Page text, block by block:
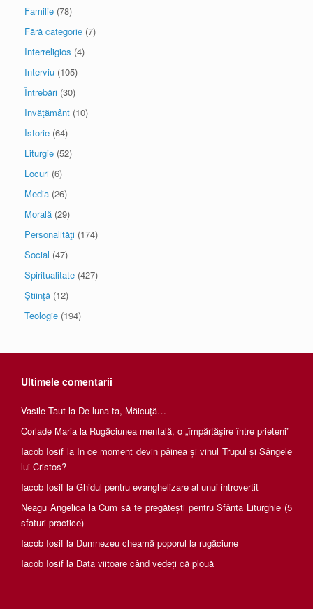
Familie (78)
Fără categorie (7)
Interreligios (4)
Interviu (105)
Întrebări (30)
Învăţământ (10)
Istorie (64)
Liturgie (52)
Locuri (6)
Media (26)
Morală (29)
Personalităţi (174)
Social (47)
Spiritualitate (427)
Ştiinţă (12)
Teologie (194)
Ultimele comentarii
Vasile Taut la De luna ta, Măicuţă…
Corlade Maria la Rugăciunea mentală, o „împărtăşire între prieteni”
Iacob Iosif la În ce moment devin pâinea și vinul Trupul și Sângele
lui Cristos?
Iacob Iosif la Ghidul pentru evanghelizare al unui introvertit
Neagu AngelicalaCum să te pregătești pentru Sfânta Liturghie (5
sfaturi practice)
Iacob Iosif la Dumnezeu cheamă poporul la rugăciune
Iacob Iosif la Data viitoare când vedeți că plouă